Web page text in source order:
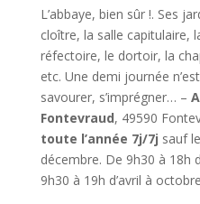
L’abbaye, bien sûr !. Ses
cloître, la salle capitulaire,
réfectoire, le dortoir, la
etc. Une demi journée
savourer, s’imprégner… –
Fontevraud, 49590
toute l’année 7j/7j sauf
décembre. De 9h30 à 18h
9h30 à 19h d’avril à